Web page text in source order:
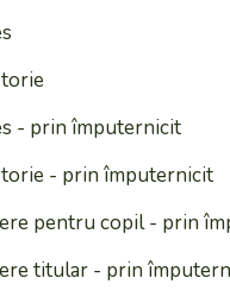
- prin împuternicit
- prin împuternicit
pentru copil - prin
titular - prin